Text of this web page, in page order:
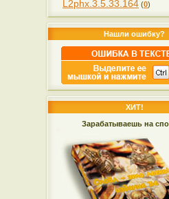
L2phx.3.5.33.164 (0)
Нашли ошибку?
ХИТ!
Зарабатываешь на